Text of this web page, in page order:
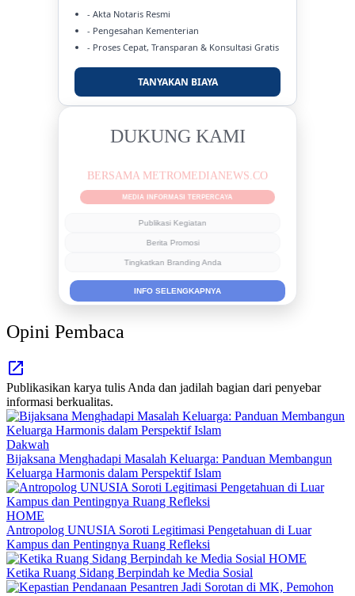
- Akta Notaris Resmi
- Pengesahan Kementerian
- Proses Cepat, Transparan & Konsultasi Gratis
TANYAKAN BIAYA
DUKUNG KAMI
BERSAMA METROMEDIANEWS.CO
MEDIA INFORMASI TERPERCAYA
Publikasi Kegiatan
Berita Promosi
Tingkatkan Branding Anda
INFO SELENGKAPNYA
Opini Pembaca
Publikasikan karya tulis Anda dan jadilah bagian dari penyebar
informasi berkualitas.
Dakwah
Bijaksana Menghadapi Masalah Keluarga: Panduan Membangun
Keluarga Harmonis dalam Perspektif Islam
HOME
Antropolog UNUSIA Soroti Legitimasi Pengetahuan di Luar
Kampus dan Pentingnya Ruang Refleksi
HOME
Ketika Ruang Sidang Berpindah ke Media Sosial